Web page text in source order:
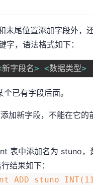
末尾位置添加字段外，
字，语法格式如下：
新字段名> <数据类型>
已有字段后面。
加新字段，不能在它的
表中添加名为 stuno
结果如下：
ADD stuno